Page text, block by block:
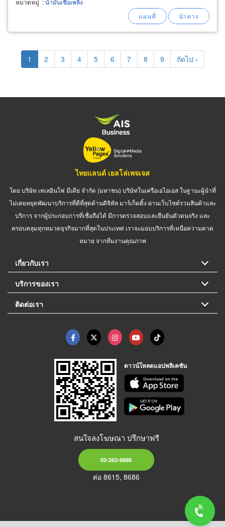
Pagination
Current
page
1 Page
2 Page
3 Page
4 Page
5 Page
6 Page
7 Page
8 Page
9
Next
page
ถัดไป ›
ไทยแลนด์ เยลโล่เพจเจส
โดย บริษัท เทเลอินโฟ มีเดีย จำกัด (มหาชน) บริษัทในเครือเอไอเอส ในฐานะผู้นำที่
ไม่เคยหยุดพัฒนาบริการที่ดีที่สุดด้านดิจิทัล มาร์เก็ตติ้ง ผ่านเว็บไซต์รวมสินค้าและ
บริการ จากผู้ประกอบการที่เชื่อถือได้ มีการตรวจสอบและยืนยันตัวตนจริง และ
ครอบคลุมทุกหมวดธุรกิจมากที่สุดในประเทศ เราจะมอบบริการที่เหนือความคาด
หมาย จากทีมงานคุณภาพ
เกี่ยวกับเรา
บริการของเรา
ติดต่อเรา
ดาวน์โหลดแอปพลิเคชัน
สนใจลงโฆษณา ปรึกษาฟรี
02-262-8888
ต่อ 8615, 8686